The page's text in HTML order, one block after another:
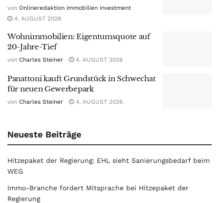
von Onlineredaktion immobilien investment
4. AUGUST 2026
Wohnimmobilien: Eigentumsquote auf
20-Jahre-Tief
von Charles Steiner 4. AUGUST 2026
Panattoni kauft Grundstück in Schwechat
für neuen Gewerbepark
von Charles Steiner 4. AUGUST 2026
Neueste Beiträge
Hitzepaket der Regierung: EHL sieht Sanierungsbedarf beim
WEG
Immo-Branche fordert Mitsprache bei Hitzepaket der
Regierung